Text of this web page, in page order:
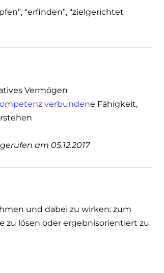
“erfinden”, “zielgerichtet
Vermögen
verbundene Fähigkeit,
am 05.12.2017
und dabei zu wirken: zum
zu lösen oder ergebnisorientiert zu